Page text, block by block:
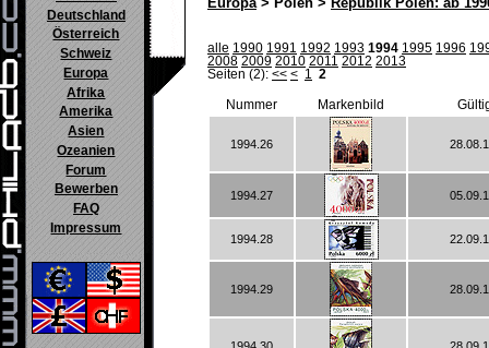
Deutschland
Österreich
Schweiz
Europa
Afrika
Amerika
Asien
Ozeanien
Forum
Bewerben
FAQ
Impressum
Europa> Polen > Republik Polen: ab
alle 1990 1991 1992 1993 1994 1995 1996
2008 2009 2010 2011 2012 2013
Seiten (2): << < 1 2
Nummer Markenbild
1994.26
1994.27
1994.28
1994.29